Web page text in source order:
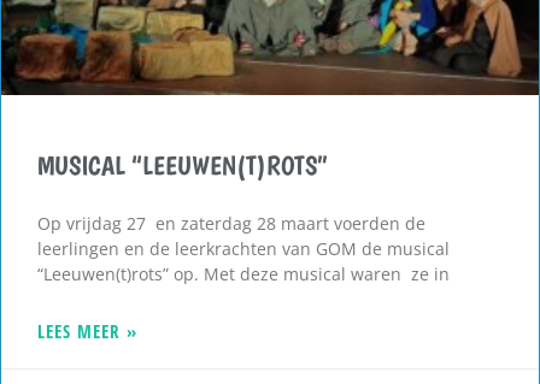
MUSICAL “LEEUWEN(T)ROTS”
Op vrijdag 27 en zaterdag 28 maart voerden de
leerlingen en de leerkrachten van GOM de musical
“Leeuwen(t)rots” op. Met deze musical waren ze in
LEES MEER »